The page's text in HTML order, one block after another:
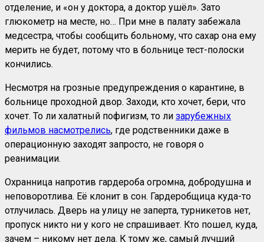
отделение, и «он у доктора, а доктор ушёл». Зато
глюкометр на месте, но… При мне в палату забежала
медсестра, чтобы сообщить больному, что сахар она ему
мерить не будет, потому что в больнице тест-полоски
кончились.
Несмотря на грозные предупреждения о карантине, в
больнице проходной двор. Заходи, кто хочет, бери, что
хочет. То ли халатный пофигизм, то ли зарубежных
фильмов насмотрелись, где родственники даже в
операционную заходят запросто, не говоря о
реанимации.
Охранница напротив гардероба огромна, добродушна и
неповоротлива. Её клонит в сон. Гардеробщица куда-то
отлучилась. Дверь на улицу не заперта, турникетов нет,
пропуск никто ни у кого не спрашивает. Кто пошел, куда,
зачем – никому нет дела. К тому же, самый лучший